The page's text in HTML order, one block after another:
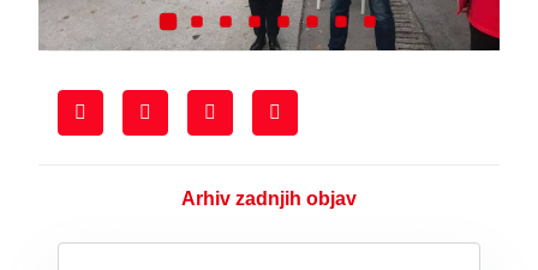
Arhiv zadnjih objav